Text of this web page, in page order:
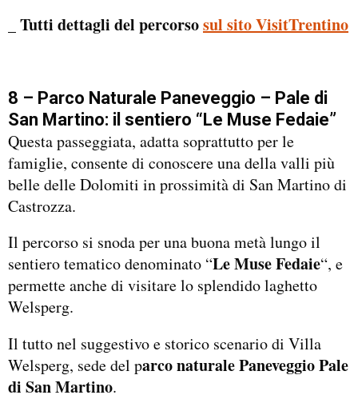
_ Tutti dettagli del percorsosul sito VisitTrentino
8 – Parco Naturale Paneveggio – Pale di
San Martino: il sentiero “Le Muse Fedaie”
Questa passeggiata, adatta soprattutto per le
famiglie, consente di conoscere una della valli più
belle delle Dolomiti in prossimità di San Martino di
Castrozza.
Il percorso si snoda per una buona metà lungo il
sentiero tematico denominato “Le Muse Fedaie“, e
permette anche di visitare lo splendido laghetto
Welsperg.
Il tutto nel suggestivo e storico scenario di Villa
Welsperg, sede del parco naturale Paneveggio Pale
di San Martino.